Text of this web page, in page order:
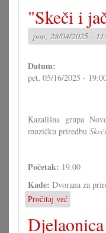
kiritof
"Skeči i
pon, 28/04/2025 -
Datum:
pet, 05/16/2025 -
Kazališna grupa
muzičku priredbu
Početak: 19.00
Kade: Dvorana za
Pročitaj već
"Skeči
i